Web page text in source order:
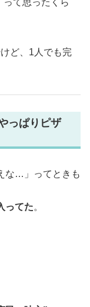
って思ったくら
ど、1人でも完
っぱりピザ
な…」ってときも
ってた。